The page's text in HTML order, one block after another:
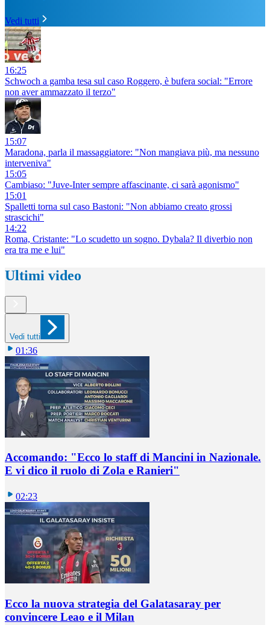
Vedi tutti
16:25
Schwoch a gamba tesa sul caso Roggero, è bufera social: "Errore
non aver ammazzato il terzo"
15:07
Maradona, parla il massaggiatore: "Non mangiava più, ma nessuno
interveniva"
15:05
Cambiaso: "Juve-Inter sempre affascinante, ci sarà agonismo"
15:01
Spalletti torna sul caso Bastoni: "Non abbiamo creato grossi
strascichi"
14:22
Roma, Cristante: "Lo scudetto un sogno. Dybala? Il diverbio non
era tra me e lui"
Ultimi video
Vedi tutti
01:36
Accomando: "Ecco lo staff di Mancini in Nazionale.
E vi dico il ruolo di Zola e Ranieri"
02:23
Ecco la nuova strategia del Galatasaray per
convincere Leao e il Milan